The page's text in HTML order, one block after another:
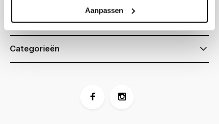
Aanpassen
Informatie
Categorieën